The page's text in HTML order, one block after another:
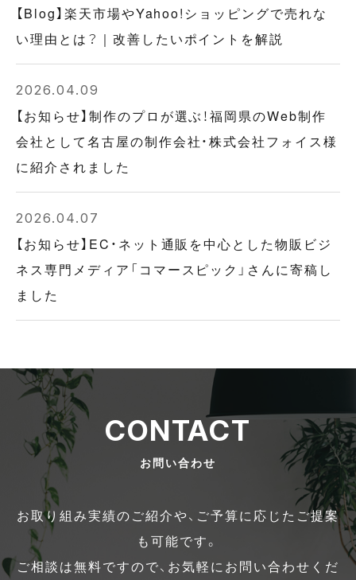
【Blog】楽天市場やYahoo!ショッピングで売れな
い理由とは？｜改善したいポイントを解説
2026.04.09
【お知らせ】制作のプロが選ぶ！福岡県のWeb制作
会社として名古屋の制作会社・株式会社フォイス様
に紹介されました
2026.04.07
【お知らせ】EC・ネット通販を中心とした物販ビジ
ネス専門メディア「コマースピック」さんに寄稿し
ました
CONTACT
お問い合わせ
お取り組み実績のご紹介や、ご予算に応じたご提案
も可能です。
ご相談は無料ですので、お気軽にお問い合わせくだ